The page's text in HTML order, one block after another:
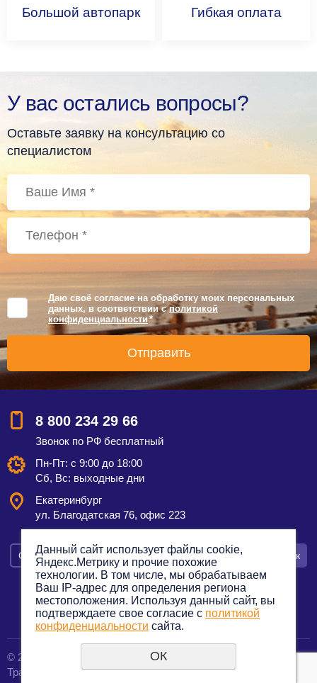
Большой автопарк Гибкая оплата
У вас остались вопросы?
Оставьте заявку на консультацию со
специалистом
Даю своё согласие на обработку моих персональных
данных, в соответствии сполитикой
конфиденциальности *
8 800 234 29 66
Звонок по РФ бесплатный
Пн-Пт: с 9:00 до 18:00
Сб, Вс: выходные дни
Екатеринбург
ул. Благодатская 76, офис 223
Смотреть на карте Оставить заявку Заказать звонок
Политика конфиденциальности
© 2012—2023. Все права защищены.
Транспортная компания по грузоперевозкам
Данный сайт использует файлы cookie,
Яндекс.Метрику и прочие похожие
технологии. В том числе, мы обрабатываем
Ваш IP-адрес для определения региона
местоположения. Используя данный сайт, вы
подтверждаете свое согласие с политикой
конфиденциальности сайта.
ОК